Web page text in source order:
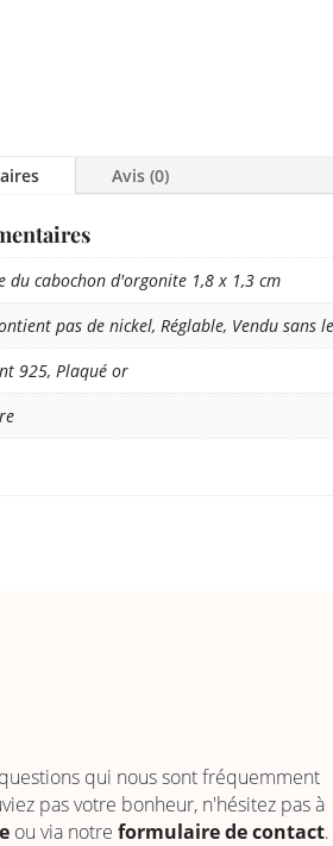
Avis (0)
du cabochon d'orgonite 1,8 x 1,3 cm
pas de nickel, Réglable, Vendu sans
925, Plaqué or
qui nous sont fréquemment
pas votre bonheur, n'hésitez pas à
ou via notreformulaire de contact.